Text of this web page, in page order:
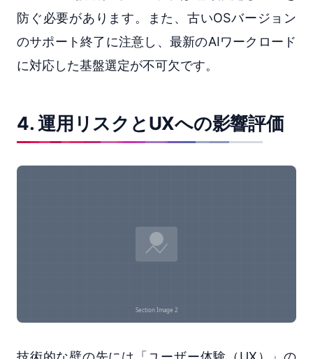
防ぐ必要があります。また、古いOSバージョン
のサポート終了に注意し、最新のAIワークロード
に対応した基盤選定が不可欠です。
4. 運用リスクとUXへの影響評価